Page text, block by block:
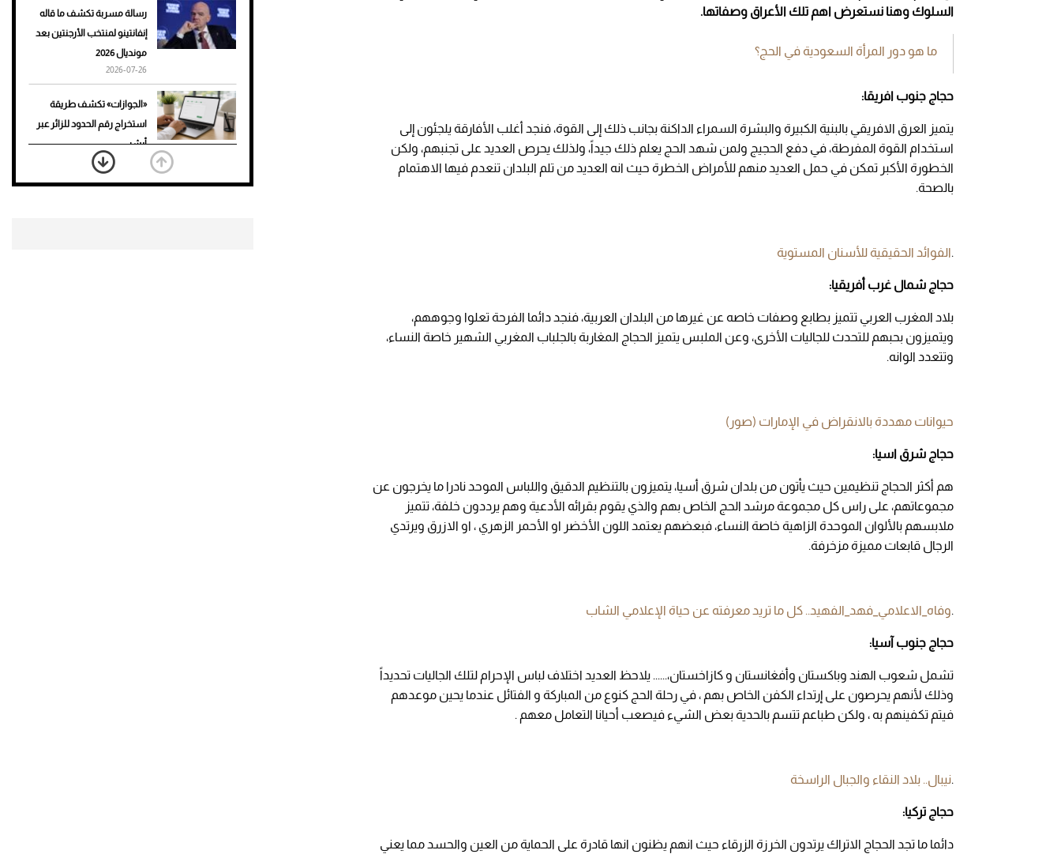
السلوك وهنا نستعرض اهم تلك الأعراق وصفاتها.
ما هو دور المرأة السعودية في الحج؟
حجاج جنوب افريقا:
يتميز العرق الافريقي بالبنية الكبيرة والبشرة السمراء الداكنة بجانب ذلك إلى القوة، فنجد أغلب الأفارقة يلجئون إلى
استخدام القوة المفرطة، في دفع الحجيج ولمن شهد الحج يعلم ذلك جيداً، ولذلك يحرص العديد على تجنبهم، ولكن
الخطورة الأكبر تمكن في حمل العديد منهم للأمراض الخطرة حيث انه العديد من تلم البلدان تنعدم فيها الاهتمام
بالصحة.
.الفوائد الحقيقية للأسنان المستوية
حجاج شمال غرب أفريقيا:
بلاد المغرب العربي تتميز بطابع وصفات خاصه عن غيرها من البلدان العربية، فنجد دائما الفرحة تعلوا وجوههم،
ويتميزون بحبهم للتحدث للجاليات الأخرى، وعن الملبس يتميز الحجاج المغاربة بالجلباب المغربي الشهير خاصة النساء،
وتتعدد الوانه.
حيوانات مهددة بالانقراض في الإمارات (صور)
حجاج شرق اسيا:
هم أكثر الحجاج تنظيمين حيث يأتون من بلدان شرق أسيا، يتميزون بالتنظيم الدقيق واللباس الموحد نادرا ما يخرجون عن
مجموعاتهم، على راس كل مجموعة مرشد الحج الخاص بهم والذي يقوم بقرائه الأدعية وهم يرددون خلفة، تتميز
ملابسهم بالألوان الموحدة الزاهية خاصة النساء، فبعضهم يعتمد اللون الأخضر او الأحمر الزهري ، او الازرق ويرتدي
الرجال قابعات مميزة مزخرفة.
.وفاه_الاعلامي_فهد_الفهيد.. كل ما تريد معرفته عن حياة الإعلامي الشاب
حجاج جنوب آسيا:
تشمل شعوب الهند وباكستان وأفغانستان و كازاخستان،...... يلاحظ العديد اختلاف لباس الإحرام لتلك الجاليات تحديداً
وذلك لأنهم يحرصون على إرتداء الكفن الخاص بهم ، في رحلة الحج كنوع من المباركة و الفتائل عندما يحين موعدهم
فيتم تكفينهم به ، ولكن طباعم تتسم بالحدية بعض الشيء فيصعب أحيانا التعامل معهم .
.نيبال.. بلاد النقاء والجبال الراسخة
حجاج تركيا:
دائما ما تجد الحجاج الاتراك يرتدون الخرزة الزرقاء حيث انهم يظنون انها قادرة على الحماية من العين والحسد مما يعني
رسالة مسربة تكشف ما قاله
إنفانتينو لمنتخب الأرجنتين بعد
مونديال 2026
2026-07-26
«الجوازات» تكشف طريقة
استخراج رقم الحدود للزائر عبر
أبشر
2026-07-26